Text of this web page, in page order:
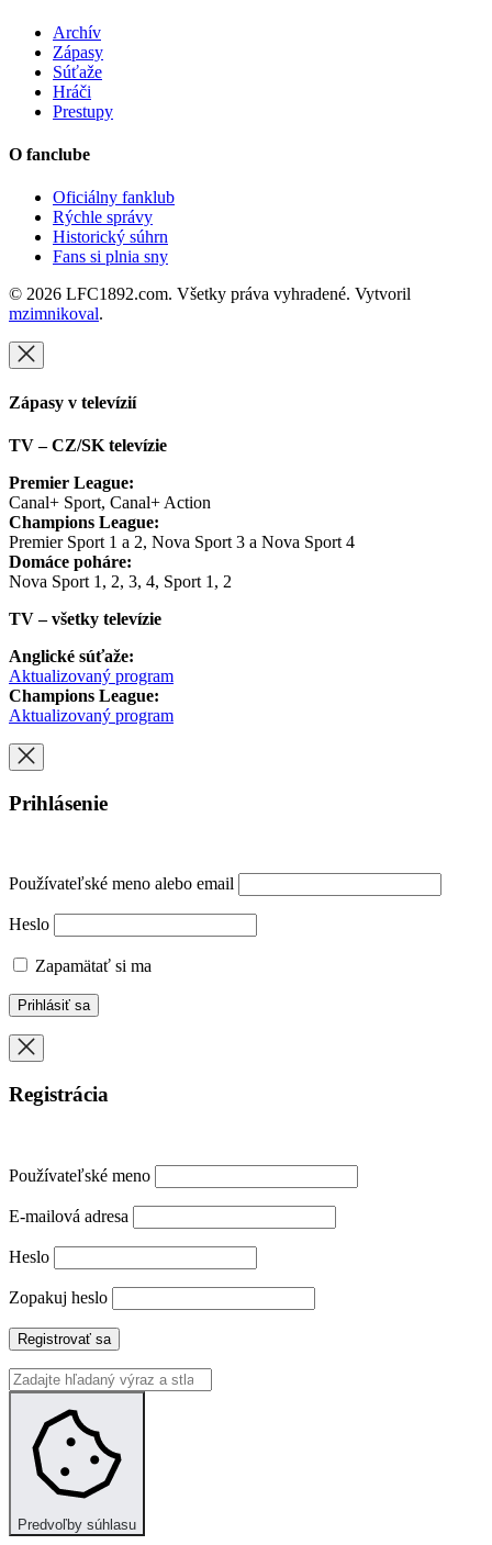
Archív
Zápasy
Súťaže
Hráči
Prestupy
O fanclube
Oficiálny fanklub
Rýchle správy
Historický súhrn
Fans si plnia sny
© 2026 LFC1892.com. Všetky práva vyhradené. Vytvoril
mzimnikoval.
Zápasy v televízií
TV – CZ/SK televízie
Premier League:
Canal+ Sport, Canal+ Action
Champions League:
Premier Sport 1 a 2, Nova Sport 3 a Nova Sport 4
Domáce poháre:
Nova Sport 1, 2, 3, 4, Sport 1, 2
TV – všetky televízie
Anglické súťaže:
Aktualizovaný program
Champions League:
Aktualizovaný program
Prihlásenie
Používateľské meno alebo email
Heslo
Zapamätať si ma
Registrácia
Používateľské meno
E-mailová adresa
Heslo
Zopakuj heslo
Registrovať sa
Predvoľby súhlasu